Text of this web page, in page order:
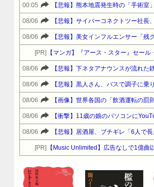
00:05 【悲報】熊本地震発生時の「手術
08/06 【悲報】サイバーコネクトツー社
08/06 【悲報】美女インフルエンサー「残
[PR] 【マンガ】『アース・スター』セー
08/06 【悲報】下ネタアナウンスが流れた
08/06 【悲報】黒人さん、バスで調子に
08/06 【画像】世界各国の「飲酒運転の罰
08/06 【衝撃】11歳の娘のパソコンに
08/06 【悲報】居酒屋、ブチギレ「6人で
[PR] 【Music Unlimited】広告なしで1億曲